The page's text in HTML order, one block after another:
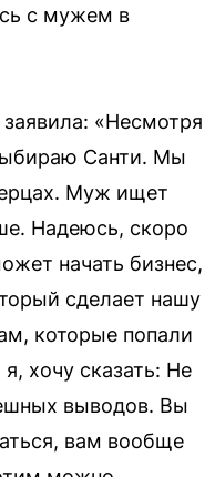
с мужем в
«Несмотря
Санти. Мы
Муж ищет
Надеюсь, скоро
начать бизнес,
сделает нашу
которые попали
хочу сказать: Не
выводов. Вы
вам вообще